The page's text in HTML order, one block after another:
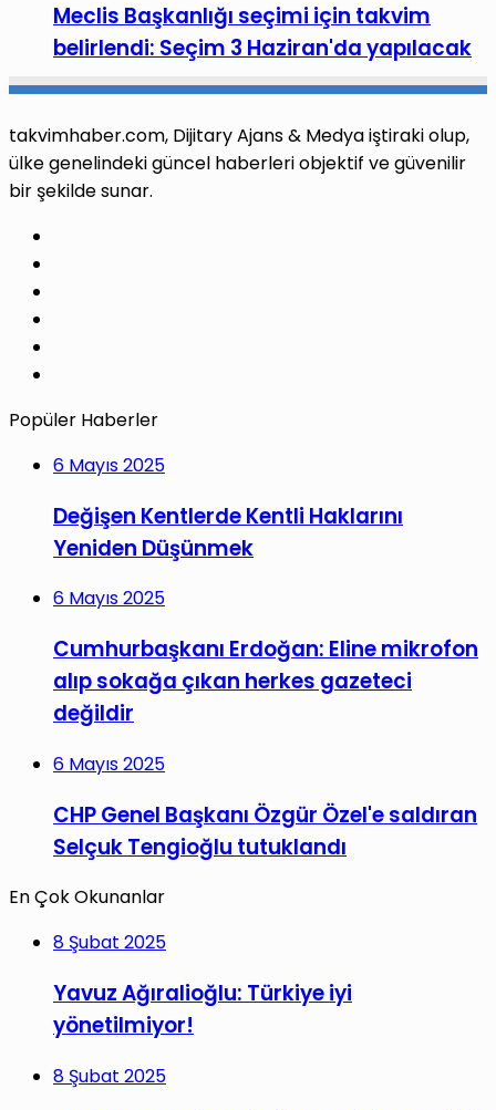
Meclis Başkanlığı seçimi için takvim
belirlendi: Seçim 3 Haziran'da yapılacak
takvimhaber.com, Dijitary Ajans & Medya iştiraki olup,
ülke genelindeki güncel haberleri objektif ve güvenilir
bir şekilde sunar.
Popüler Haberler
6 Mayıs 2025
Değişen Kentlerde Kentli Haklarını
Yeniden Düşünmek
6 Mayıs 2025
Cumhurbaşkanı Erdoğan: Eline mikrofon
alıp sokağa çıkan herkes gazeteci
değildir
6 Mayıs 2025
CHP Genel Başkanı Özgür Özel'e saldıran
Selçuk Tengioğlu tutuklandı
En Çok Okunanlar
8 Şubat 2025
Yavuz Ağıralioğlu: Türkiye iyi
yönetilmiyor!
8 Şubat 2025